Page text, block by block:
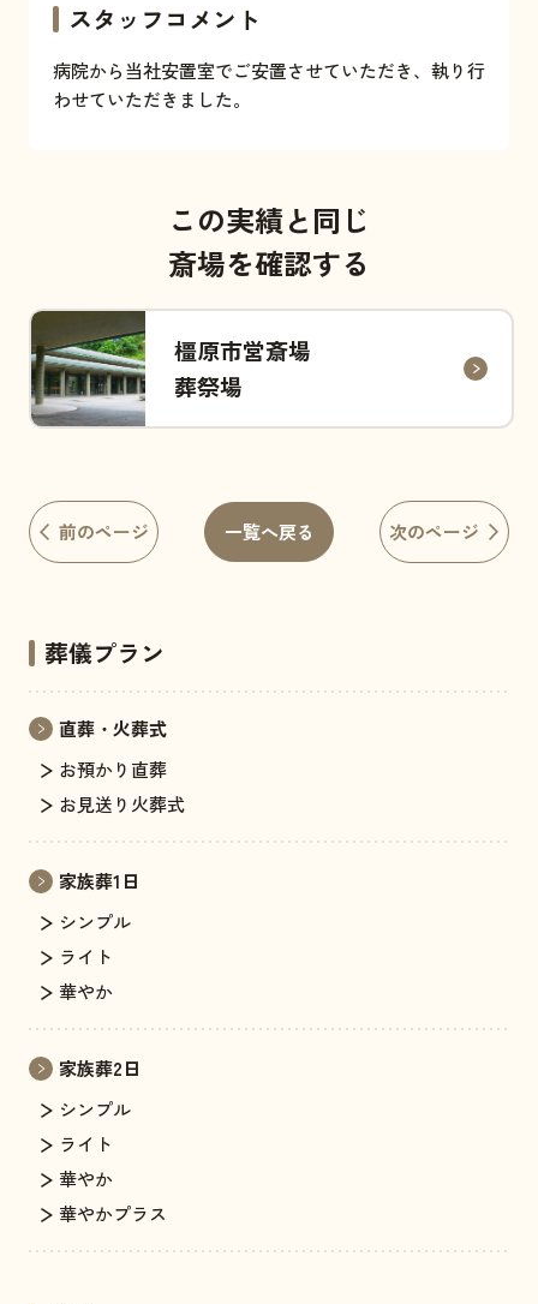
スタッフコメント
病院から当社安置室でご安置させていただき、執り行
わせていただきました。
この実績と同じ
斎場を確認する
橿原市営斎場
葬祭場
前のページ 一覧へ戻る 次のページ
葬儀プラン
直葬・火葬式
お預かり直葬
お見送り火葬式
家族葬1日
シンプル
ライト
華やか
家族葬2日
シンプル
ライト
華やか
華やかプラス